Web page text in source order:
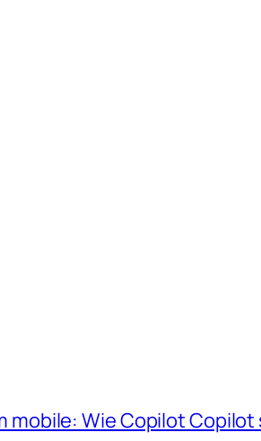
mobile: Wie Copilot